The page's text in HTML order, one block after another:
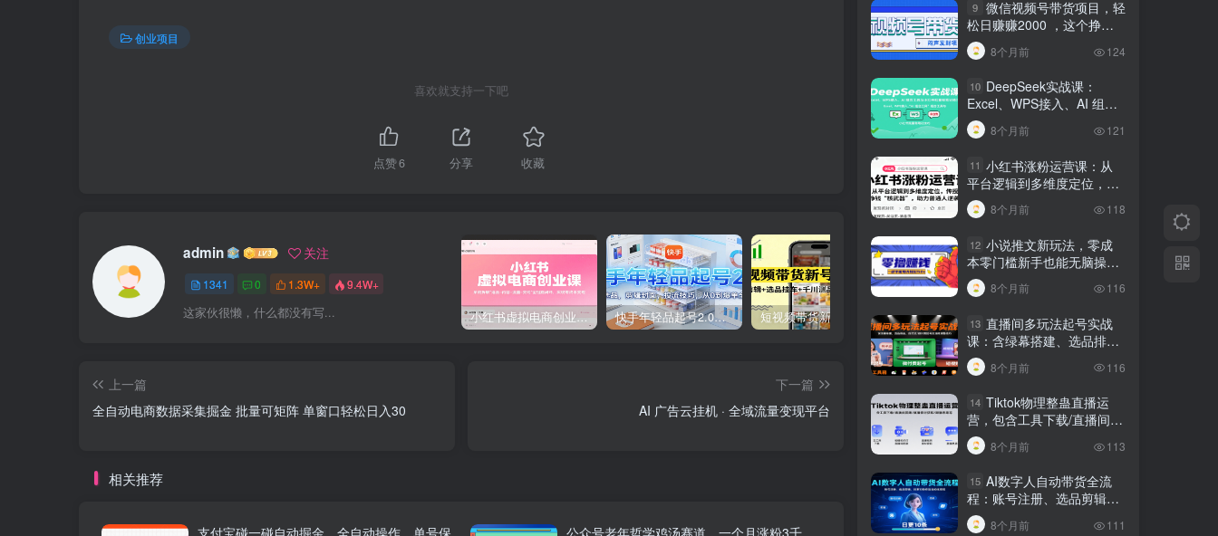
创业项目
喜欢就支持一下吧
点赞6 分享 收藏
admin 关注
1341 0 1.3W+ 9.4W+
这家伙很懒，什么都没有写... 小红书虚拟电商创业课，系统拆解选品-内容-流量-变现，实现零成本变现 快手年轻品起号2.0：养号选品，剪辑封面，投流技巧，从0到爆单全流程 短视频带货新号起号变现课：引流剪辑 选品挂车 千川测品 自然流，快速起量 24小时广告全自动挂机 单机单日500 可矩阵式放大 无需人工看守 新手小白轻松玩转
上一篇
全自动电商数据采集掘金 批量可矩阵 单窗口轻松日入30
下一篇
AI 广告云挂机 · 全域流量变现平台
相关推荐
支付宝碰一碰自动掘金，全自动操作，单号保
公众号老年哲学鸡汤赛道，一个月涨粉3千，
9 微信视频号带货项目，轻
松日赚赚2000 ，这个挣钱
入口很多伙伴都在闷声发财
8个月前 124
10 DeepSeek实战课：
Excel、WPS接入、AI 组合
工具与小红书批量做笔记技
巧
8个月前 121
11 小红书涨粉运营课：从
平台逻辑到多维度定位，传
授挣钱 “核武器”，助力普通
人逆袭8个月前 118
12 小说推文新玩法，零成
本零门槛新手也能无脑操
作，轻松月收入5000
8个月前 116
13 直播间多玩法起号实战
课：含绿幕搭建、选品排
品，自然流/微付费起号及违
规调整技巧
8个月前 116
14 Tiktok物理整蛊直播运
营，包含工具下载/直播间搭
建/直播素材获取/跟播思路
等
8个月前 113
15 AI数字人自动带货全流
程：账号注册、选品剪辑，
日更10条作品自动化变现
8个月前 111